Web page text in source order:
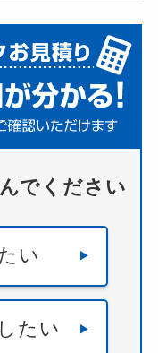
でください
い
たい